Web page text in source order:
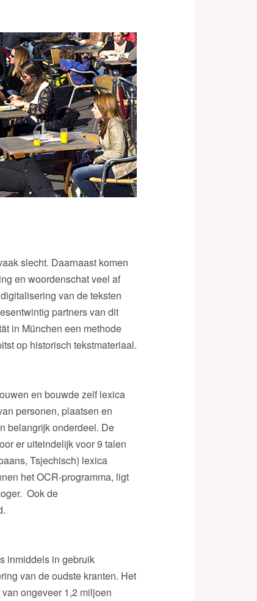
slecht. Daarnaast komen
en woordenschat veel af
van de teksten
partners van dit
in München een methode
op historisch tekstmateriaal.
en bouwde zelf lexica
personen, plaatsen en
belangrijk onderdeel. De
er uiteindelijk voor 9 talen
Tsjechisch) lexica
het OCR-programma, ligt
Ook de
inmiddels in gebruik
van de oudste kranten. Het
ongeveer 1,2 miljoen